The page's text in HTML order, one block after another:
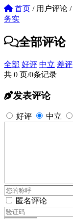
首页 /用户评论 /
务实
全部评论
全部 好评 中立 差评
共 0 页/0条记录
发表评论
好评 中立
匿名评论